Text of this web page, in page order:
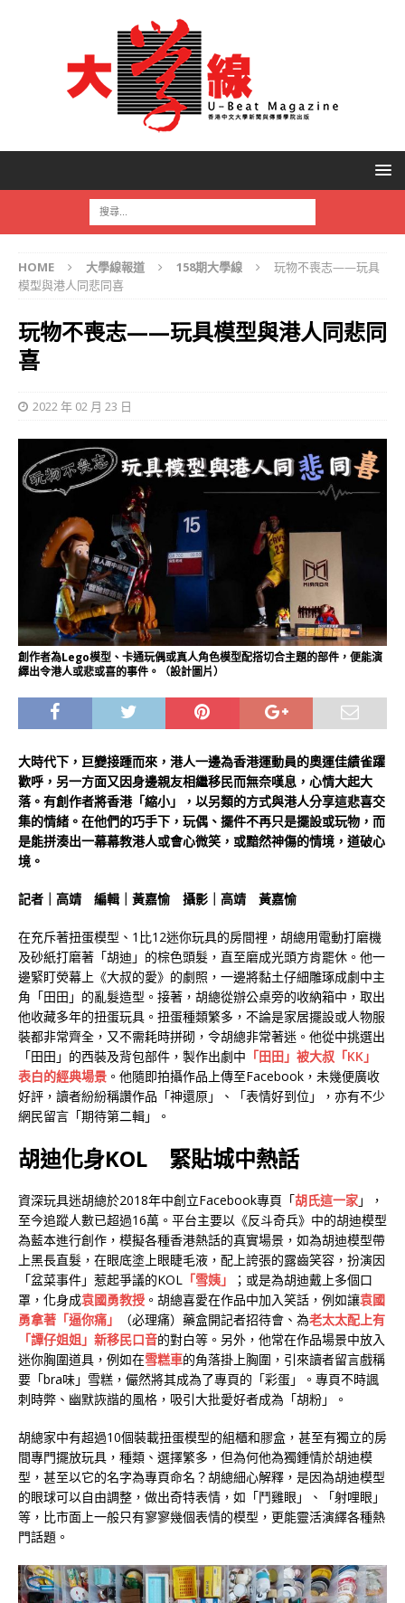
HOME 大學線報道 158期大學線
玩物不喪志——玩具
模型與港人同悲同喜
玩物不喪志——玩具模型與港人同悲同
喜
2022 年 02 月 23 日
創作者為Lego模型、卡通玩偶或真人角色模型配搭切合主題的部件，便能演
繹出令港人或悲或喜的事件。（設計圖片）
大時代下，巨變接踵而來，港人一邊為香港運動員的奧運佳績雀躍
歡呼，另一方面又因身邊親友相繼移民而無奈嘆息，心情大起大
落。有創作者將香港「縮小」，以另類的方式與港人分享這悲喜交
集的情緒。在他們的巧手下，玩偶、擺件不再只是擺設或玩物，而
是能拼湊出一幕幕教港人或會心微笑，或黯然神傷的情境，道破心
境。
記者｜高靖 編輯｜黃嘉愉 攝影｜高靖 黃嘉愉
在充斥著扭蛋模型、1比12迷你玩具的房間裡，胡總用電動打磨機
及砂紙打磨著「胡迪」的棕色頭髮，直至磨成光頭方肯罷休。他一
邊緊盯熒幕上《大叔的愛》的劇照，一邊將黏土仔細雕琢成劇中主
角「田田」的亂髮造型。接著，胡總從辦公桌旁的收納箱中，取出
他收藏多年的扭蛋玩具。扭蛋種類繁多，不論是家居擺設或人物服
裝都非常齊全，又不需耗時拼砌，令胡總非常著迷。他從中挑選出
「田田」的西裝及背包部件，製作出劇中 「田田」被大叔「KK」
表白的經典場景 。他隨即拍攝作品上傳至Facebook，未幾便廣收
好評，讀者紛紛稱讚作品「神還原」、「表情好到位」，亦有不少
網民留言「期待第二輯」。
胡迪化身KOL 緊貼城中熱話
資深玩具迷胡總於2018年中創立Facebook專頁「胡氏這一家」，
至今追蹤人數已超過16萬。平台主要以《反斗奇兵》中的胡迪模型
為藍本進行創作，模擬各種香港熱話的真實場景，如為胡迪模型帶
上黑長直髮，在眼底塗上眼睫毛液，配上誇張的露齒笑容，扮演因
「盆菜事件」惹起爭議的KOL 「雪姨」
；或是為胡迪戴上多個口
罩，化身成袁國勇教授 。胡總喜愛在作品中加入笑話，例如讓袁國
勇拿著「逼你痛」
（必理痛）藥盒開記者招待會、為老太太配上有
「譚仔姐姐」新移民口音的對白等。另外，他常在作品場景中放入
迷你胸圍道具，例如在雪糕車的角落掛上胸圍，引來讀者留言戲稱
要「bra味」雪糕，儼然將其成為了專頁的「彩蛋」。專頁不時諷
刺時弊、幽默詼諧的風格，吸引大批愛好者成為「胡粉」。
胡總家中有超過10個裝載扭蛋模型的組櫃和膠盒，甚至有獨立的房
間專門擺放玩具，種類、選擇繁多，但為何他為獨鍾情於胡迪模
型，甚至以它的名字為專頁命名？胡總細心解釋，是因為胡迪模型
的眼球可以自由調整，做出奇特表情，如「鬥雞眼」、「射哩眼」
等，比市面上一般只有寥寥幾個表情的模型，更能靈活演繹各種熱
門話題。